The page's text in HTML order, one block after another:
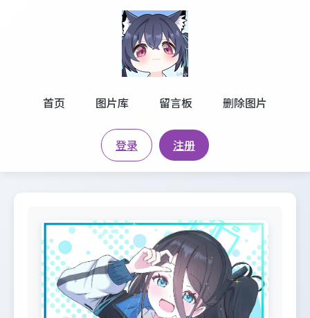
首页 图片库 留言板 删除图片
登录 注册